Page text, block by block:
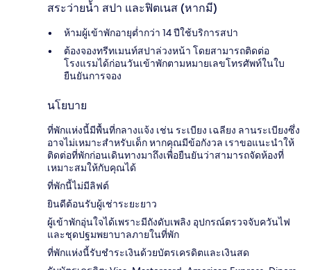
สระว่ายน้ำ สปา และฟิตเนส (หากมี)
ห้ามผู้เข้าพักอายุต่ำกว่า 14 ปีใช้บริการสปา
ต้องจองทรีทเมนท์สปาล่วงหน้า โดยสามารถติดต่อ
โรงแรมได้ก่อนวันเข้าพักตามหมายเลขโทรศัพท์ในใบ
ยืนยันการจอง
นโยบาย
ที่พักแห่งนี้มีพื้นที่กลางแจ้ง เช่น ระเบียง เฉลียง ลานระเบียงซึ่ง
อาจไม่เหมาะสำหรับเด็ก หากคุณมีข้อกังวล เราขอแนะนำให้
ติดต่อที่พักก่อนเดินทางมาถึงเพื่อยืนยันว่าสามารถจัดห้องที่
เหมาะสมให้กับคุณได้
ที่พักนี้ไม่มีลิฟต์
ยินดีต้อนรับผู้เช่าระยะยาว
ผู้เข้าพักอุ่นใจได้เพราะมีถังดับเพลิง อุปกรณ์ตรวจจับควันไฟ
และชุดปฐมพยาบาลภายในที่พัก
ที่พักแห่งนี้รับชำระเงินด้วยบัตรเครดิตและเงินสด